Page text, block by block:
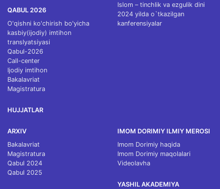
QABUL 2026
O'qishni ko'chirish bo'yicha
kasbiy(ijodiy) imtihon
translyatsiyasi
Qabul-2026
Call-center
Ijodiy imtihon
Bakalavriat
Magistratura
HUJJATLAR
Islom – tinchlik va ezgulik dini
2024 yilda o`tkazilgan
kanferensiyalar
ARXIV
Bakalavriat
Magistratura
Qabul 2024
Qabul 2025
IMOM DORIMIY ILMIY MEROSI
Imom Dorimiy haqida
Imom Dorimiy maqolalari
Videolavha
YASHIL AKADEMIYA